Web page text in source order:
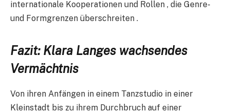
internationale Kooperationen und Rollen , die Genre-
und Formgrenzen überschreiten .
Fazit: Klara Langes wachsendes
Vermächtnis
Von ihren Anfängen in einem Tanzstudio in einer
Kleinstadt bis zu ihrem Durchbruch auf einer